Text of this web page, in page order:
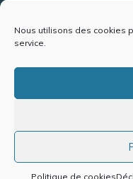
Nous utilisons des cookies
service.
Politique de cookies
Mentions